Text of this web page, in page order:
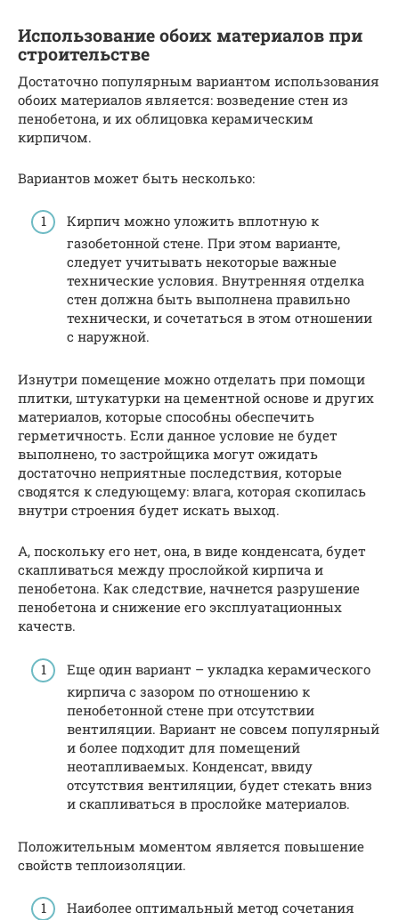
Использование обоих материалов при
строительстве
Достаточно популярным вариантом использования
обоих материалов является: возведение стен из
пенобетона, и их облицовка керамическим
кирпичом.
Вариантов может быть несколько:
Кирпич можно уложить вплотную к
газобетонной стене. При этом варианте,
следует учитывать некоторые важные
технические условия. Внутренняя отделка
стен должна быть выполнена правильно
технически, и сочетаться в этом отношении
с наружной.
Изнутри помещение можно отделать при помощи
плитки, штукатурки на цементной основе и других
материалов, которые способны обеспечить
герметичность. Если данное условие не будет
выполнено, то застройщика могут ожидать
достаточно неприятные последствия, которые
сводятся к следующему: влага, которая скопилась
внутри строения будет искать выход.
А, поскольку его нет, она, в виде конденсата, будет
скапливаться между прослойкой кирпича и
пенобетона. Как следствие, начнется разрушение
пенобетона и снижение его эксплуатационных
качеств.
Еще один вариант – укладка керамического
кирпича с зазором по отношению к
пенобетонной стене при отсутствии
вентиляции. Вариант не совсем популярный
и более подходит для помещений
неотапливаемых. Конденсат, ввиду
отсутствия вентиляции, будет стекать вниз
и скапливаться в прослойке материалов.
Положительным моментом является повышение
свойств теплоизоляции.
Наиболее оптимальный метод сочетания